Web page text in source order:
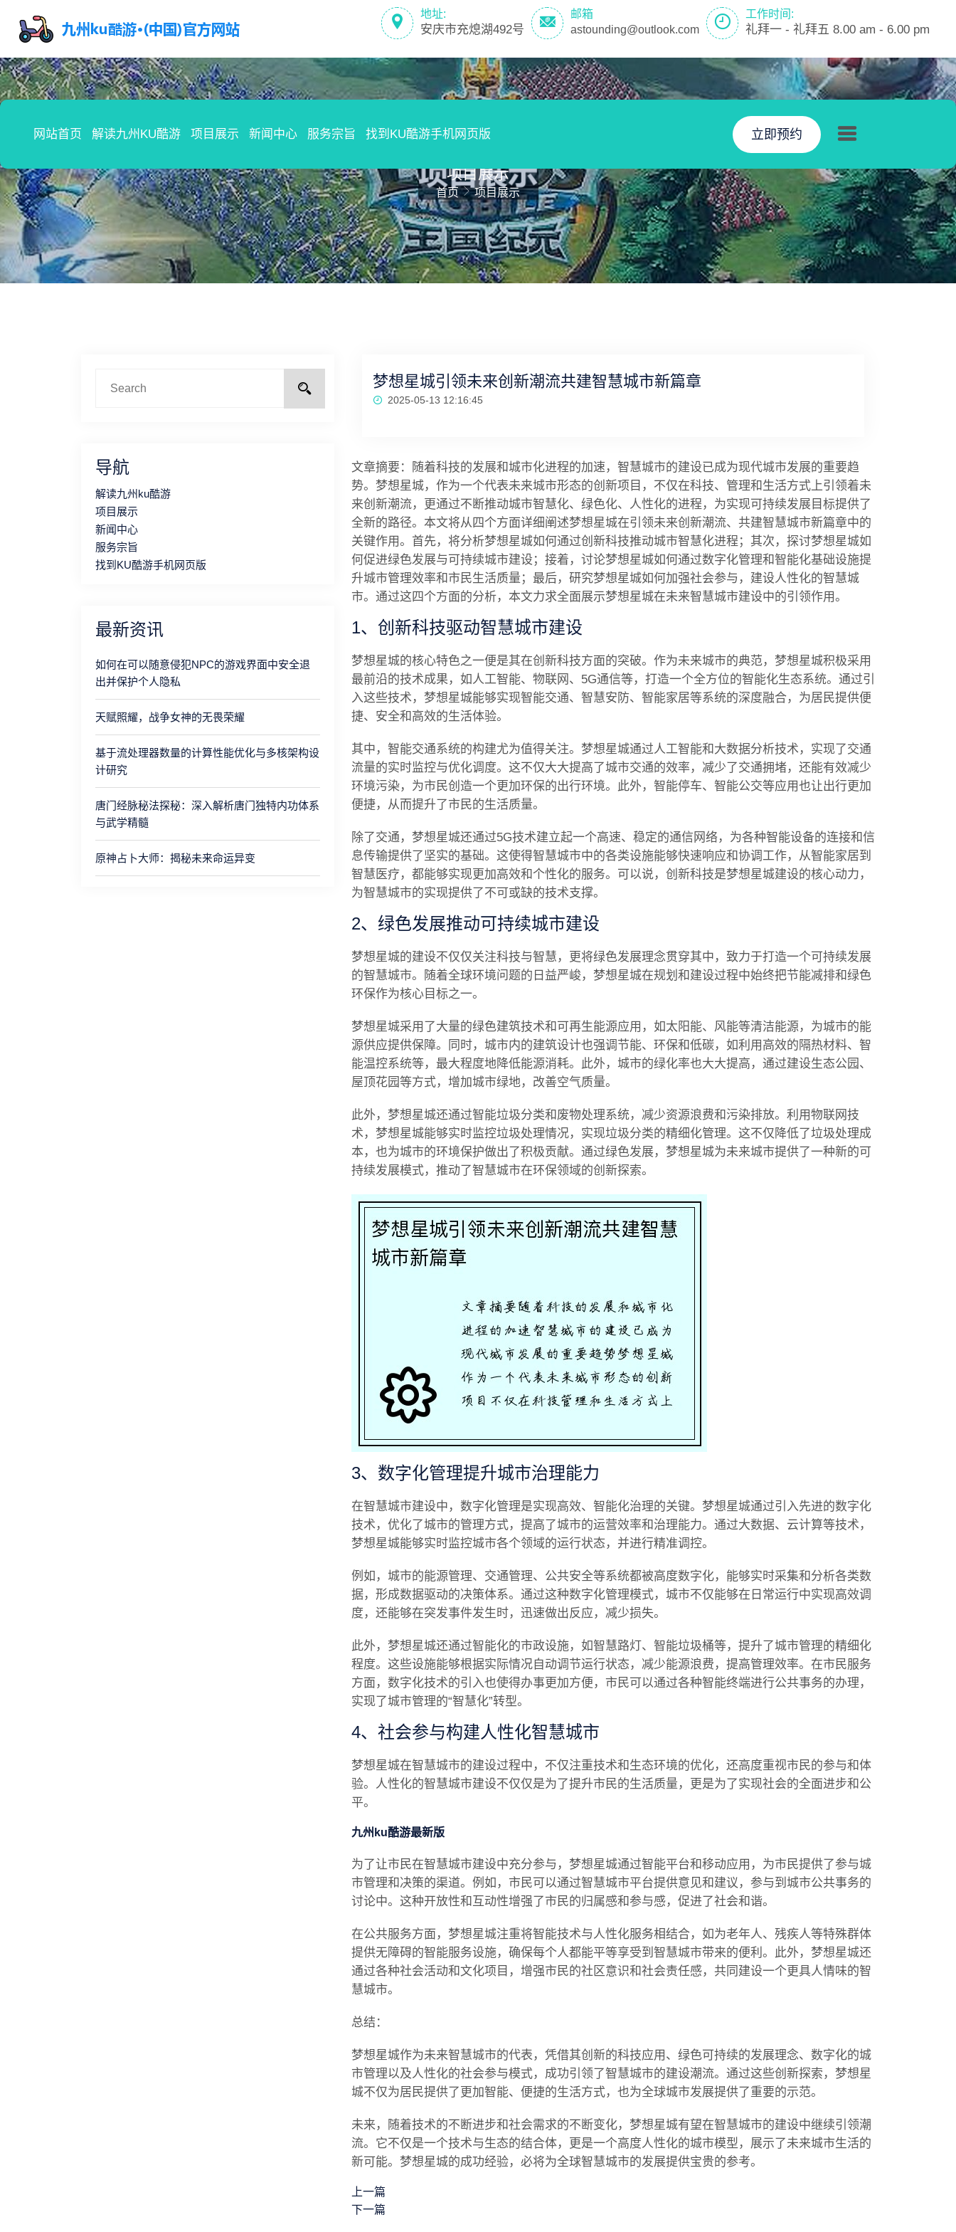
地址:
安庆市充熄湖492号
邮箱
astounding@outlook.com
工作时间:
礼拜一 - 礼拜五 8.00 am - 6.00 pm
网站首页 解读九州KU酷游 项目展示 新闻中心 服务宗旨 找到KU酷游手机网页版 立即预约
项目展示
首页 项目展示
导航
解读九州ku酷游
项目展示
新闻中心
服务宗旨
找到KU酷游手机网页版
最新资讯
如何在可以随意侵犯NPC的游戏界面中安全退
出并保护个人隐私
天赋照耀，战争女神的无畏荣耀
基于流处理器数量的计算性能优化与多核架构设
计研究
唐门经脉秘法探秘：深入解析唐门独特内功体系
与武学精髓
原神占卜大师：揭秘未来命运异变
梦想星城引领未来创新潮流共建智慧城市新篇章
2025-05-13 12:16:45
文章摘要：随着科技的发展和城市化进程的加速，智慧城市的建设已成为现代城市发展的重要趋
势。梦想星城，作为一个代表未来城市形态的创新项目，不仅在科技、管理和生活方式上引领着未
来创新潮流，更通过不断推动城市智慧化、绿色化、人性化的进程，为实现可持续发展目标提供了
全新的路径。本文将从四个方面详细阐述梦想星城在引领未来创新潮流、共建智慧城市新篇章中的
关键作用。首先，将分析梦想星城如何通过创新科技推动城市智慧化进程；其次，探讨梦想星城如
何促进绿色发展与可持续城市建设；接着，讨论梦想星城如何通过数字化管理和智能化基础设施提
升城市管理效率和市民生活质量；最后，研究梦想星城如何加强社会参与，建设人性化的智慧城
市。通过这四个方面的分析，本文力求全面展示梦想星城在未来智慧城市建设中的引领作用。
1、创新科技驱动智慧城市建设
梦想星城的核心特色之一便是其在创新科技方面的突破。作为未来城市的典范，梦想星城积极采用
最前沿的技术成果，如人工智能、物联网、5G通信等，打造一个全方位的智能化生态系统。通过引
入这些技术，梦想星城能够实现智能交通、智慧安防、智能家居等系统的深度融合，为居民提供便
捷、安全和高效的生活体验。
其中，智能交通系统的构建尤为值得关注。梦想星城通过人工智能和大数据分析技术，实现了交通
流量的实时监控与优化调度。这不仅大大提高了城市交通的效率，减少了交通拥堵，还能有效减少
环境污染，为市民创造一个更加环保的出行环境。此外，智能停车、智能公交等应用也让出行更加
便捷，从而提升了市民的生活质量。
除了交通，梦想星城还通过5G技术建立起一个高速、稳定的通信网络，为各种智能设备的连接和信
息传输提供了坚实的基础。这使得智慧城市中的各类设施能够快速响应和协调工作，从智能家居到
智慧医疗，都能够实现更加高效和个性化的服务。可以说，创新科技是梦想星城建设的核心动力，
为智慧城市的实现提供了不可或缺的技术支撑。
2、绿色发展推动可持续城市建设
梦想星城的建设不仅仅关注科技与智慧，更将绿色发展理念贯穿其中，致力于打造一个可持续发展
的智慧城市。随着全球环境问题的日益严峻，梦想星城在规划和建设过程中始终把节能减排和绿色
环保作为核心目标之一。
梦想星城采用了大量的绿色建筑技术和可再生能源应用，如太阳能、风能等清洁能源，为城市的能
源供应提供保障。同时，城市内的建筑设计也强调节能、环保和低碳，如利用高效的隔热材料、智
能温控系统等，最大程度地降低能源消耗。此外，城市的绿化率也大大提高，通过建设生态公园、
屋顶花园等方式，增加城市绿地，改善空气质量。
此外，梦想星城还通过智能垃圾分类和废物处理系统，减少资源浪费和污染排放。利用物联网技
术，梦想星城能够实时监控垃圾处理情况，实现垃圾分类的精细化管理。这不仅降低了垃圾处理成
本，也为城市的环境保护做出了积极贡献。通过绿色发展，梦想星城为未来城市提供了一种新的可
持续发展模式，推动了智慧城市在环保领域的创新探索。
3、数字化管理提升城市治理能力
在智慧城市建设中，数字化管理是实现高效、智能化治理的关键。梦想星城通过引入先进的数字化
技术，优化了城市的管理方式，提高了城市的运营效率和治理能力。通过大数据、云计算等技术，
梦想星城能够实时监控城市各个领域的运行状态，并进行精准调控。
例如，城市的能源管理、交通管理、公共安全等系统都被高度数字化，能够实时采集和分析各类数
据，形成数据驱动的决策体系。通过这种数字化管理模式，城市不仅能够在日常运行中实现高效调
度，还能够在突发事件发生时，迅速做出反应，减少损失。
此外，梦想星城还通过智能化的市政设施，如智慧路灯、智能垃圾桶等，提升了城市管理的精细化
程度。这些设施能够根据实际情况自动调节运行状态，减少能源浪费，提高管理效率。在市民服务
方面，数字化技术的引入也使得办事更加方便，市民可以通过各种智能终端进行公共事务的办理，
实现了城市管理的“智慧化”转型。
4、社会参与构建人性化智慧城市
梦想星城在智慧城市的建设过程中，不仅注重技术和生态环境的优化，还高度重视市民的参与和体
验。人性化的智慧城市建设不仅仅是为了提升市民的生活质量，更是为了实现社会的全面进步和公
平。
九州ku酷游最新版
为了让市民在智慧城市建设中充分参与，梦想星城通过智能平台和移动应用，为市民提供了参与城
市管理和决策的渠道。例如，市民可以通过智慧城市平台提供意见和建议，参与到城市公共事务的
讨论中。这种开放性和互动性增强了市民的归属感和参与感，促进了社会和谐。
在公共服务方面，梦想星城注重将智能技术与人性化服务相结合，如为老年人、残疾人等特殊群体
提供无障碍的智能服务设施，确保每个人都能平等享受到智慧城市带来的便利。此外，梦想星城还
通过各种社会活动和文化项目，增强市民的社区意识和社会责任感，共同建设一个更具人情味的智
慧城市。
总结：
梦想星城作为未来智慧城市的代表，凭借其创新的科技应用、绿色可持续的发展理念、数字化的城
市管理以及人性化的社会参与模式，成功引领了智慧城市的建设潮流。通过这些创新探索，梦想星
城不仅为居民提供了更加智能、便捷的生活方式，也为全球城市发展提供了重要的示范。
未来，随着技术的不断进步和社会需求的不断变化，梦想星城有望在智慧城市的建设中继续引领潮
流。它不仅是一个技术与生态的结合体，更是一个高度人性化的城市模型，展示了未来城市生活的
新可能。梦想星城的成功经验，必将为全球智慧城市的发展提供宝贵的参考。
上一篇
下一篇